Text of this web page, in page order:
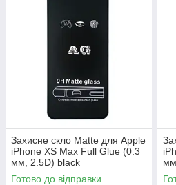
Захисне скло Matte для Apple
iPhone XS Max Full Glue (0.3
мм, 2.5D) black
Готово до відправки